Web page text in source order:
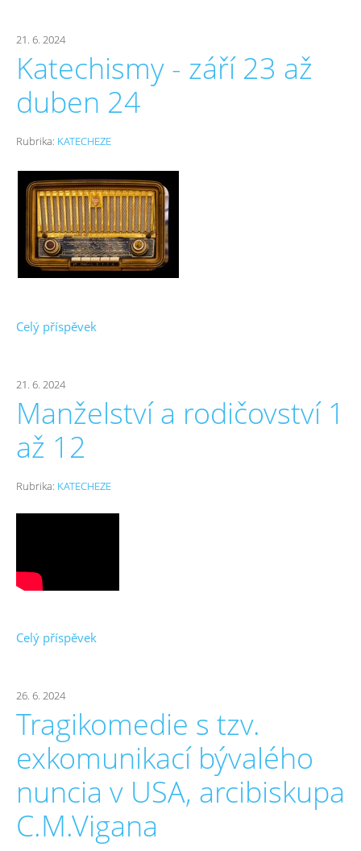
21. 6. 2024
Katechismy - září 23 až
duben 24
Rubrika: KATECHEZE
Celý příspěvek
21. 6. 2024
Manželství a rodičovství 1
až 12
Rubrika: KATECHEZE
Celý příspěvek
26. 6. 2024
Tragikomedie s tzv.
exkomunikací bývalého
nuncia v USA, arcibiskupa
C.M.Vigana